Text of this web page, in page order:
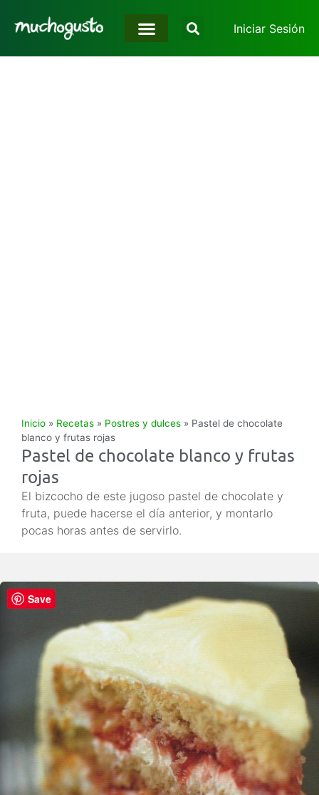
Iniciar Sesión
Inicio » Recetas » Postres y dulces » Pastel de chocolate
blanco y frutas rojas
Pastel de chocolate blanco y frutas
rojas
El bizcocho de este jugoso pastel de chocolate y
fruta, puede hacerse el día anterior, y montarlo
pocas horas antes de servirlo.
Save